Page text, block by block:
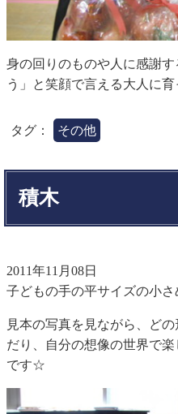
身の回りのものや人に感謝
う」と笑顔で言える大人に育
タグ： その他
積木
2011年11月08日
子どもの手の平サイズの小さ
見本の写真を見ながら、ど
だり、自分の想像の世界で
です☆